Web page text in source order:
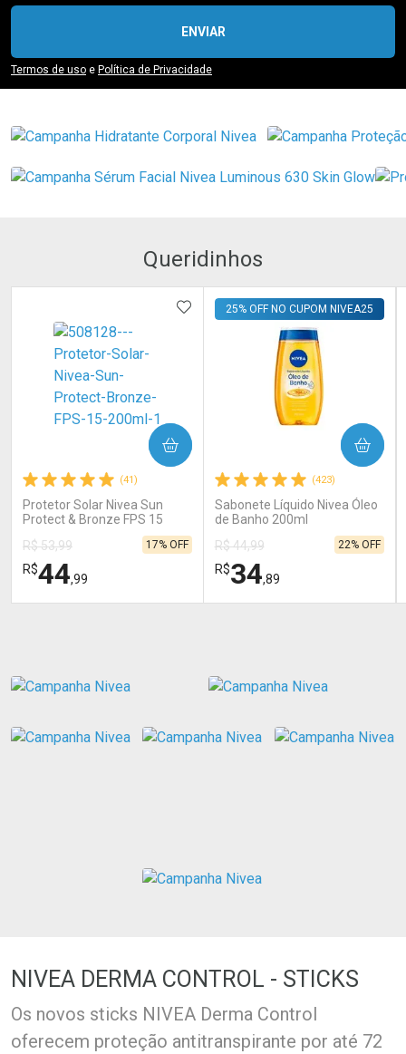
ENVIAR
Termos de uso e Política de Privacidade
Queridinhos
(41)
Protetor Solar Nivea Sun
Protect & Bronze FPS 15
R$ 53,99
R$44,99
17% OFF
ADICIONAR AOS FAVORITOS
COMPRAR
Comprar sem Desconto
Comprar sem Desconto
(423)
Sabonete Líquido Nivea Óleo
de Banho 200ml
25% OFF NO CUPOM NIVEA25
R$ 44,99
R$34,89
22% OFF
COMPRAR
Comprar sem Desconto
Comprar sem Desconto
NIVEA DERMA CONTROL - STICKS
Os novos sticks NIVEA Derma Control
oferecem proteção antitranspirante por até 72